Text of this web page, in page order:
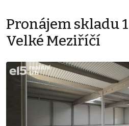
Pronájem skladu
Velké Meziříčí